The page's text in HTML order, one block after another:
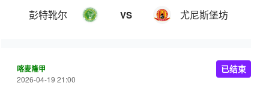
彭特靴尔 VS 尤尼斯堡坊
喀麦隆甲
2026-04-19 21:00
已结束